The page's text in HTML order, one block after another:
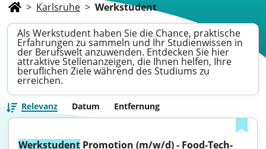
> Karlsruhe > Werkstudent
Als Werkstudent haben Sie die Chance, praktische
Erfahrungen zu sammeln und Ihr Studienwissen in
der Berufswelt anzuwenden. Entdecken Sie hier
attraktive Stellenanzeigen, die Ihnen helfen, Ihre
beruflichen Ziele während des Studiums zu
erreichen.
Relevanz Datum Entfernung
Werkstudent Promotion (m/w/d) - Food-Tech-